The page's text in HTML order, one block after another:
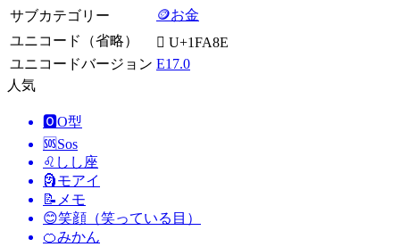
サブカテゴリー
🪙お金
ユニコード（省略）
🪎 U+1FA8E
ユニコードバージョン E17.0
人気
🅾️O型
🆘Sos
♌ しし座
🗿モアイ
📝 メモ
😊笑顔（笑っている目）
🍊みかん